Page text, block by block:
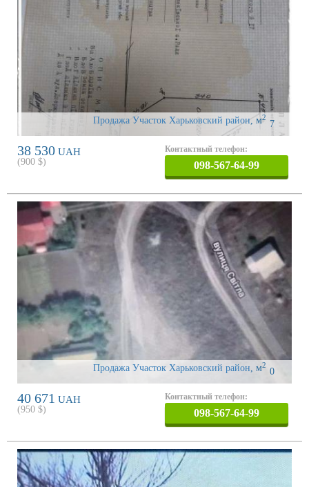
Продажа Участок Харьковский район, 7
м2
38 530 UAH
(900 $)
Контактный телефон:
098-567-64-99
Продажа Участок Харьковский район 0
м2
40 671 UAH
(950 $)
Контактный телефон:
098-567-64-99